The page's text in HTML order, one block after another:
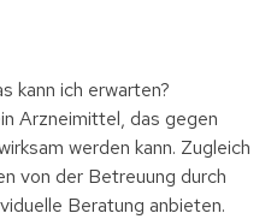
kann ich erwarten?
Arzneimittel, das gegen
werden kann. Zugleich
von der Betreuung durch
Beratung anbieten.